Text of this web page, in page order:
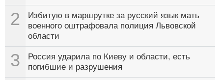
2
Избитую в маршрутке за русский язык мать
военного оштрафовала полиция Львовской
области
3
Россия ударила по Киеву и области, есть
погибшие и разрушения